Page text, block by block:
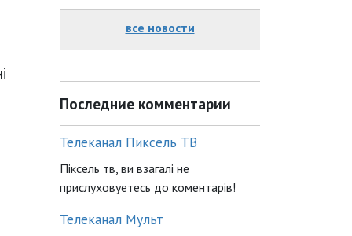
все новости
Последние комментарии
Телеканал Пиксель ТВ
Піксель тв, ви взагалі не
прислуховуетесь до коментарів!
Телеканал Мульт